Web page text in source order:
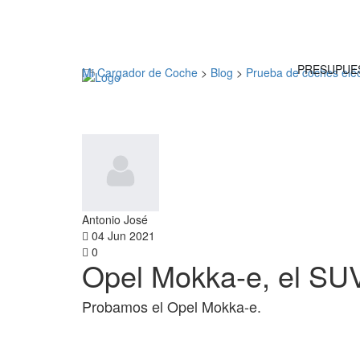
Mi Cargador de Coche > Blog > Prueba de coches
Antonio José
04 Jun 2021
0
Opel Mokka-e, el
Probamos el Opel Mokka-e.